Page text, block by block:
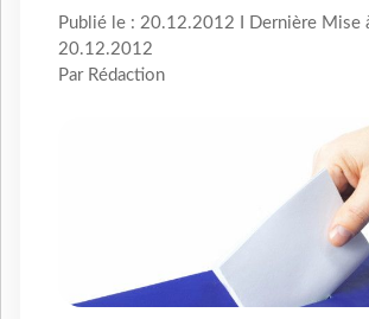
Publié le : 20.12.2012 I Dernière Mise
20.12.2012
Par Rédaction